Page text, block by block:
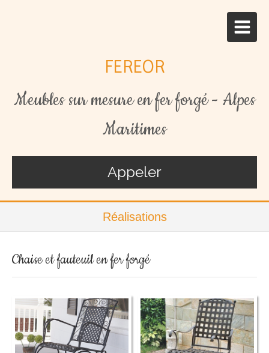
FEREOR
Meubles sur mesure en fer forgé - Alpes
Maritimes
Appeler
Réalisations
Chaise et fauteuil en fer forgé